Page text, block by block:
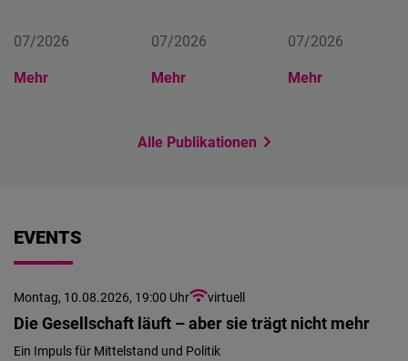
07/2026
Mehr
07/2026
Mehr
07/2026
Mehr
Alle Publikationen
EVENTS
Montag, 10.08.2026, 19:00 Uhr virtuell
Die Gesellschaft läuft – aber sie trägt nicht mehr
Ein Impuls für Mittelstand und Politik